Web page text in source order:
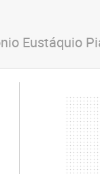
Eustáquio